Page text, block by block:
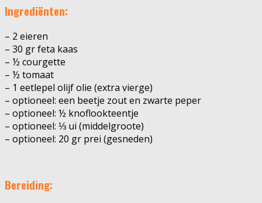
Ingrediënten:
– 2 eieren
– 30 gr feta kaas
– ½ courgette
– ½ tomaat
– 1 eetlepel olijf olie (extra vierge)
– optioneel: een beetje zout en zwarte peper
– optioneel: ½ knoflookteentje
– optioneel: ⅓ ui (middelgroote)
– optioneel: 20 gr prei (gesneden)
Bereiding: